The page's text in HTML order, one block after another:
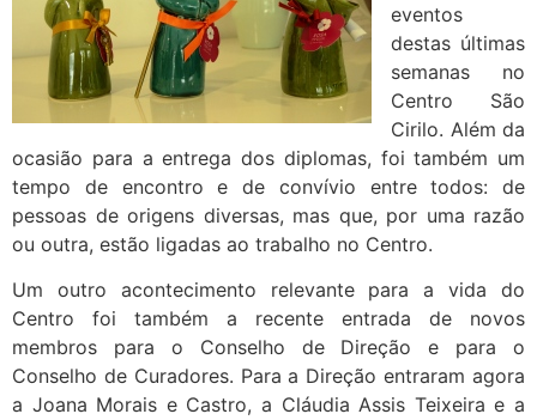
eventos
destas últimas
semanas no
Centro São
Cirilo. Além da
ocasião para a entrega dos diplomas, foi também um
tempo de encontro e de convívio entre todos: de
pessoas de origens diversas, mas que, por uma razão
ou outra, estão ligadas ao trabalho no Centro.
Um outro acontecimento relevante para a vida do
Centro foi também a recente entrada de novos
membros para o Conselho de Direção e para o
Conselho de Curadores. Para a Direção entraram agora
a Joana Morais e Castro, a Cláudia Assis Teixeira e a